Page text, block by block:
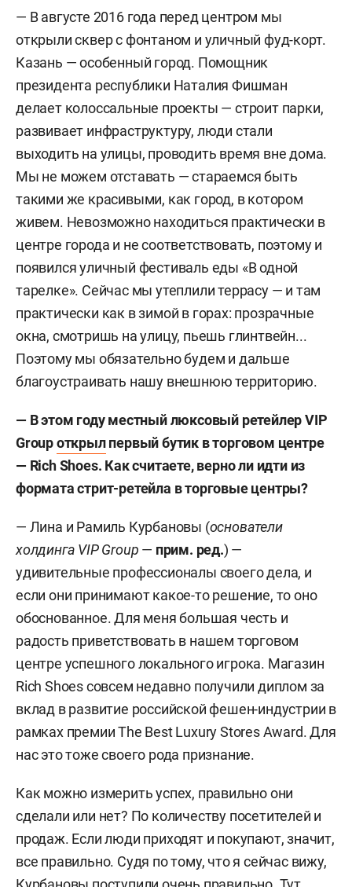
— В августе 2016 года перед центром мы
открыли сквер с фонтаном и уличный фуд-корт.
Казань — особенный город. Помощник
президента республики Наталия Фишман
делает колоссальные проекты — строит парки,
развивает инфраструктуру, люди стали
выходить на улицы, проводить время вне дома.
Мы не можем отставать — стараемся быть
такими же красивыми, как город, в котором
живем. Невозможно находиться практически в
центре города и не соответствовать, поэтому и
появился уличный фестиваль еды «В одной
тарелке». Сейчас мы утеплили террасу — и там
практически как в зимой в горах: прозрачные
окна, смотришь на улицу, пьешь глинтвейн...
Поэтому мы обязательно будем и дальше
благоустраивать нашу внешнюю территорию.
— В этом году местный люксовый ретейлер VIP
Groupоткрылпервый бутик в торговом центре
— RichShoes. Как считаете, верно ли идти из
формата стрит-ретейла в торговые центры?
— Лина и Рамиль Курбановы (основатели
холдинга VIP Group — прим. ред.) —
удивительные профессионалы своего дела, и
если они принимают какое-то решение, то оно
обоснованное. Для меня большая честь и
радость приветствовать в нашем торговом
центре успешного локального игрока. Магазин
Rich Shoes совсем недавно получили диплом за
вклад в развитие российской фешен-индустрии в
рамках премии The Best Luxury Stores Award.Для
нас это тоже своего рода признание.
Как можно измерить успех, правильно они
сделали или нет? По количеству посетителей и
продаж. Если люди приходят и покупают, значит,
все правильно. Судя по тому, что я сейчас вижу,